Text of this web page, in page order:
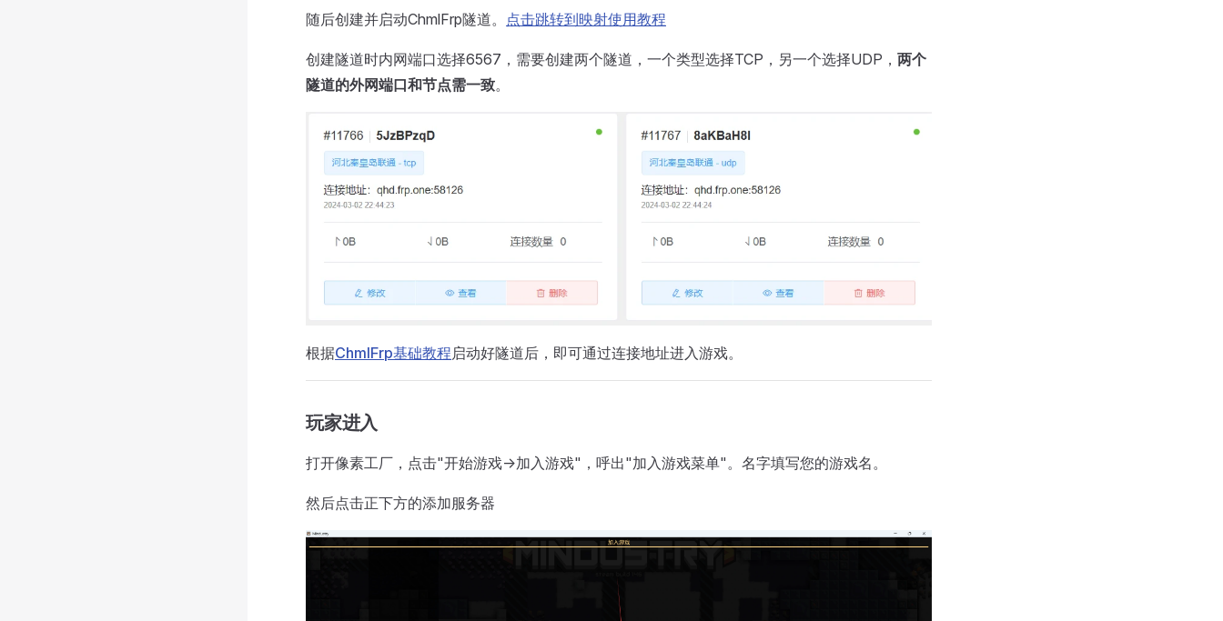
随后创建并启动ChmlFrp隧道。 点击跳转到映射使用教程
创建隧道时内网端口选择6567，需要创建两个隧道，一个类型选择TCP，另一个选择UDP， 两个
隧道的外网端口和节点需一致。
根据ChmlFrp基础教程启动好隧道后，即可通过连接地址进入游戏。
玩家进入
打开像素工厂，点击"开始游戏->加入游戏"，呼出"加入游戏菜单"。名字填写您的游戏名。
然后点击正下方的添加服务器